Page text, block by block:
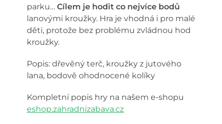
parku… Cílem je hodit co nejvíce bodů
lanovými kroužky. Hra je vhodná i pro malé
děti, protože bez problému zvládnou hod
kroužky.
Popis: dřevěný terč, kroužky z jutového
lana, bodově ohodnocené kolíky
Kompletní popis hry na našem e-shopu
eshop.zahradnizabava.cz